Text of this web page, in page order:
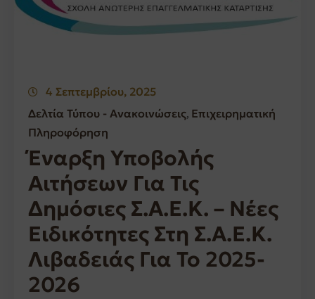
4 Σεπτεμβρίου, 2025
Δελτία Τύπου - Ανακοινώσεις‚ Επιχειρηματική
Πληροφόρηση
Έναρξη Υποβολής
Αιτήσεων Για Τις
Δημόσιες Σ.Α.Ε.Κ. – Νέες
Ειδικότητες Στη Σ.Α.Ε.Κ.
Λιβαδειάς Για Το 2025-
2026